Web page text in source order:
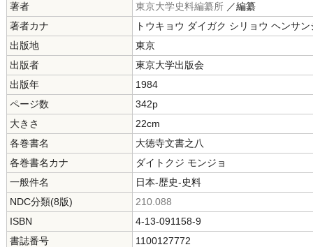
著者
東京大学史料編纂所 ／編纂
著者カナ
トウキョウ ダイガク シリョウ ヘンサン
出版地
東京
出版者
東京大学出版会
出版年
1984
ページ数
342p
大きさ
22cm
各巻書名
大徳寺文書之八
各巻書名カナ
ダイトクジ モンジョ
一般件名
日本-歴史-史料
NDC分類(8版)
210.088
ISBN
4-13-091158-9
書誌番号
1100127772